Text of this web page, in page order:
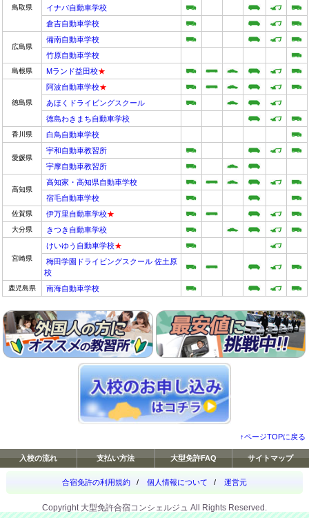
鳥取県
イナバ自動車学校
倉吉自動車学校
広島県
備南自動車学校
竹原自動車学校
島根県 Mランド益田校★
徳島県
阿波自動車学校★
あほくドライビングスクール
徳島わきまち自動車学校
香川県 白鳥自動車学校
愛媛県
宇和自動車教習所
宇摩自動車教習所
高知県
高知家・高知県自動車学校
宿毛自動車学校
佐賀県 伊万里自動車学校★
大分県 きつき自動車学校
宮崎県
けいゆう自動車学校★
梅田学園ドライビングスクール 佐土原
校
鹿児島県 南海自動車学校
↑ページTOPに戻る
入校の流れ 支払い方法 大型免許FAQ サイトマップ
合宿免許の利用規約 / 個人情報について / 運営元
Copyright 大型免許合宿コンシェルジュ All Rights Reserved.